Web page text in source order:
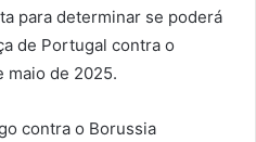
para determinar se poderá
de Portugal contra o
maio de 2025.
contra o Borussia